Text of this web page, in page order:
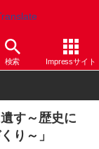
検索 Impressサイト
す～歴史に
り～」